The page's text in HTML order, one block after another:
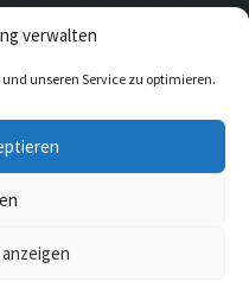
verwalten
unseren Service zu optimieren.
ihr hier auf